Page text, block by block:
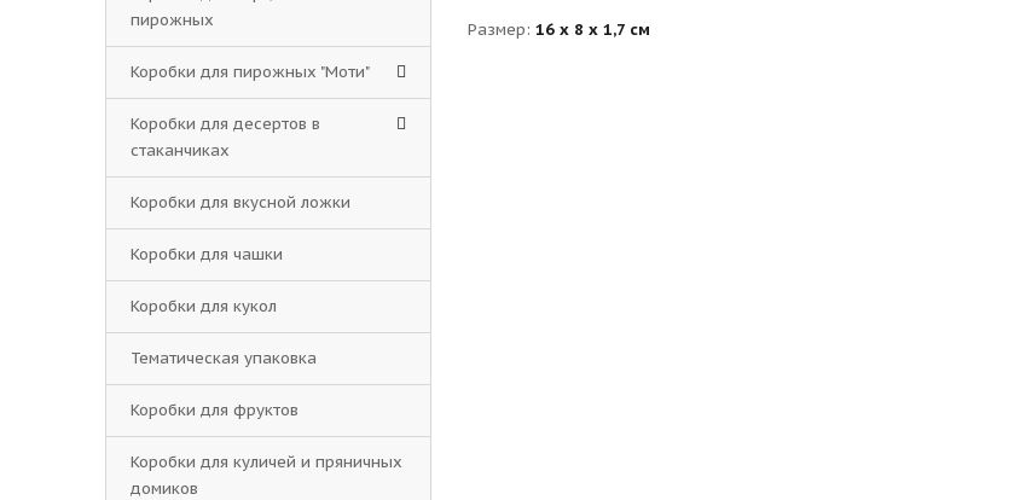
Размер:16 х 8 х 1,7 см
пирожных
Коробки для пирожных "Моти"
Коробки для десертов в
стаканчиках
Коробки для вкусной ложки
Коробки для чашки
Коробки для кукол
Тематическая упаковка
Коробки для фруктов
Коробки для куличей и пряничных
домиков